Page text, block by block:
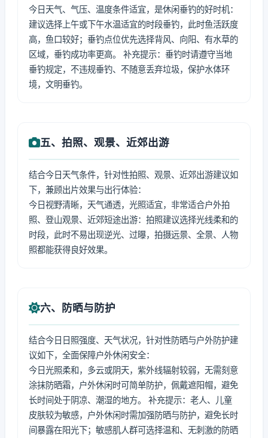
今日天气、气压、温度条件适宜，是休闲垂钓的好时机：
建议选择上午或下午水温适宜的时段垂钓，此时鱼活跃度
高，鱼口较好；垂钓点位优先选择背风、向阳、有水草的
区域，垂钓成功率更高。 补充提示：垂钓时请遵守当地
垂钓规定，不违规垂钓、不随意丢弃垃圾，保护水体环
境，文明垂钓。
五、拍照、观景、近郊出游
结合今日天气条件，针对性拍照、观景、近郊出游建议如
下，兼顾出片效果与出行体验：
今日视野清晰，天气通透，光照适宜，非常适合户外拍
照、登山观景、近郊短途出游：拍照建议选择光线柔和的
时段，此时不易出现逆光、过曝，拍摄远景、全景、人物
照都能获得良好效果。
六、防晒与防护
结合今日日照强度、天气状况，针对性防晒与户外防护建
议如下，全面保障户外休闲安全：
今日光照柔和，多云或阴天，紫外线辐射较弱，无需刻意
涂抹防晒霜，户外休闲时可简单防护，佩戴遮阳帽，避免
长时间处于阴凉、潮湿的地方。 补充提示：老人、儿童
皮肤较为敏感，户外休闲时需加强防晒与防护，避免长时
间暴露在阳光下；敏感肌人群可选择温和、无刺激的防晒